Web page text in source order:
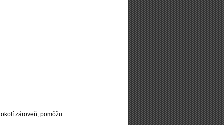
zároveň; pomôžu